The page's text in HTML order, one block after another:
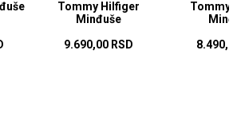
Tommy Hilfiger
Minđuše
9.690,00 RSD
Tommy